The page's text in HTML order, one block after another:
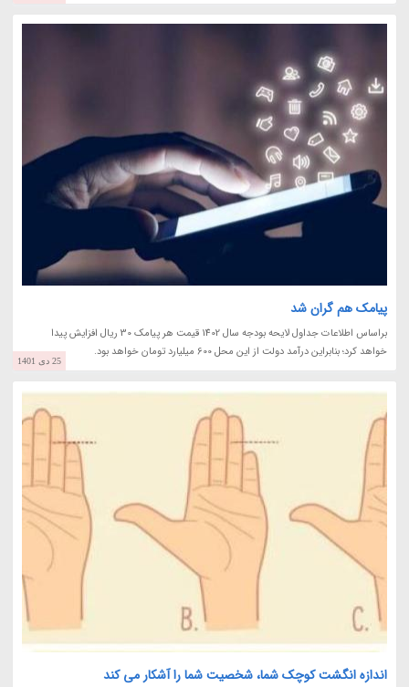
پیامک هم گران شد
براساس اطلاعات جداول لایحه بودجه سال 1402 قیمت هر پیامک 30 ریال افزایش پیدا
خواهد کرد؛ بنابراین درآمد دولت از این محل 600 میلیارد تومان خواهد بود.
25 دی 1401
اندازه انگشت کوچک شما، شخصیت شما را آشکار می کند